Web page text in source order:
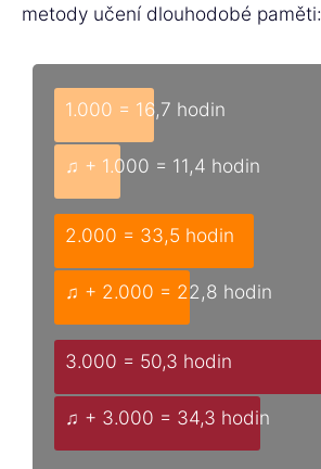
metody učení dlouhodobé paměti:
1.000 = 16,7 hodin
♫ + 1.000 = 11,4 hodin
2.000 = 33,5 hodin
♫ + 2.000 = 22,8 hodin
3.000 = 50,3 hodin
♫ + 3.000 = 34,3 hodin